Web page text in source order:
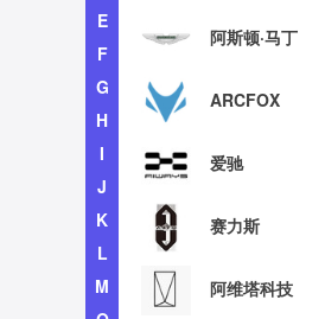
E
F
G
H
I
J
K
L
M
阿斯顿·马丁
ARCFOX
爱驰
赛力斯
阿维塔科技